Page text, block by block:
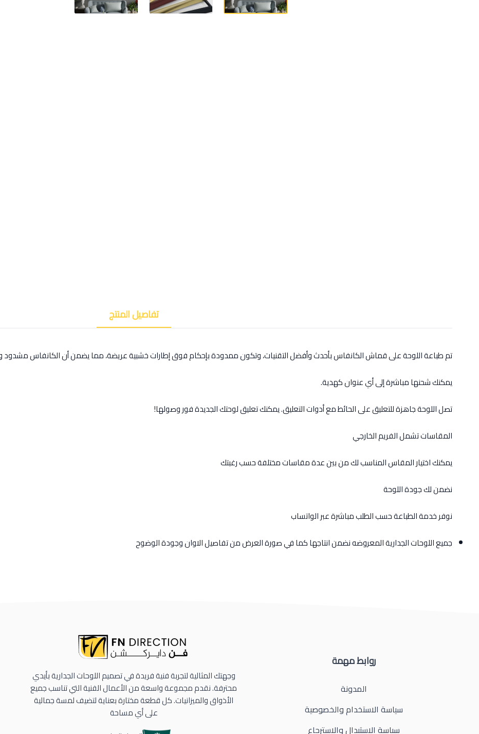
تفاصيل المنتج
تم طباعة اللوحة على قماش الكانفاس بأحدث وأفضل التقنيات، وتكون ممدودة بإحكام فوق إطارات خشبية عريضة، مما يضمن أن الكانفاس مشدود
يمكنك شحنها مباشرة إلى أي عنوان كهدية.
تصل اللوحة جاهزة للتعليق على الحائط مع أدوات التعليق. يمكنك تعليق لوحتك الجديدة فور وصولها!
المقاسات تشمل الفريم الخارجي
يمكنك اختيار المقاس المناسب لك من بين عدة مقاسات مختلفة حسب رغبتك
نضمن لك جودة اللوحة
نوفر خدمة الطباعة حسب الطلب مباشرة عبر الواتساب
جميع اللوحات الجدارية المعروضه نضمن انتاجها كما في صورة العرض من تفاصيل الاوان وجودة الوضوح
روابط مهمة
المدونة
سياسة الاستخدام والخصوصية
سياسة الاستبدال والاسترجاع
وجهتك المثالية لتجربة فنية فريدة في تصميم اللوحات الجدارية بأيدي
محترفة. نقدم مجموعة واسعة من الأعمال الفنية التي تناسب جميع
الأذواق والميزانيات. كل قطعة مختارة بعناية لتضيف لمسة جمالية
على أي مساحة